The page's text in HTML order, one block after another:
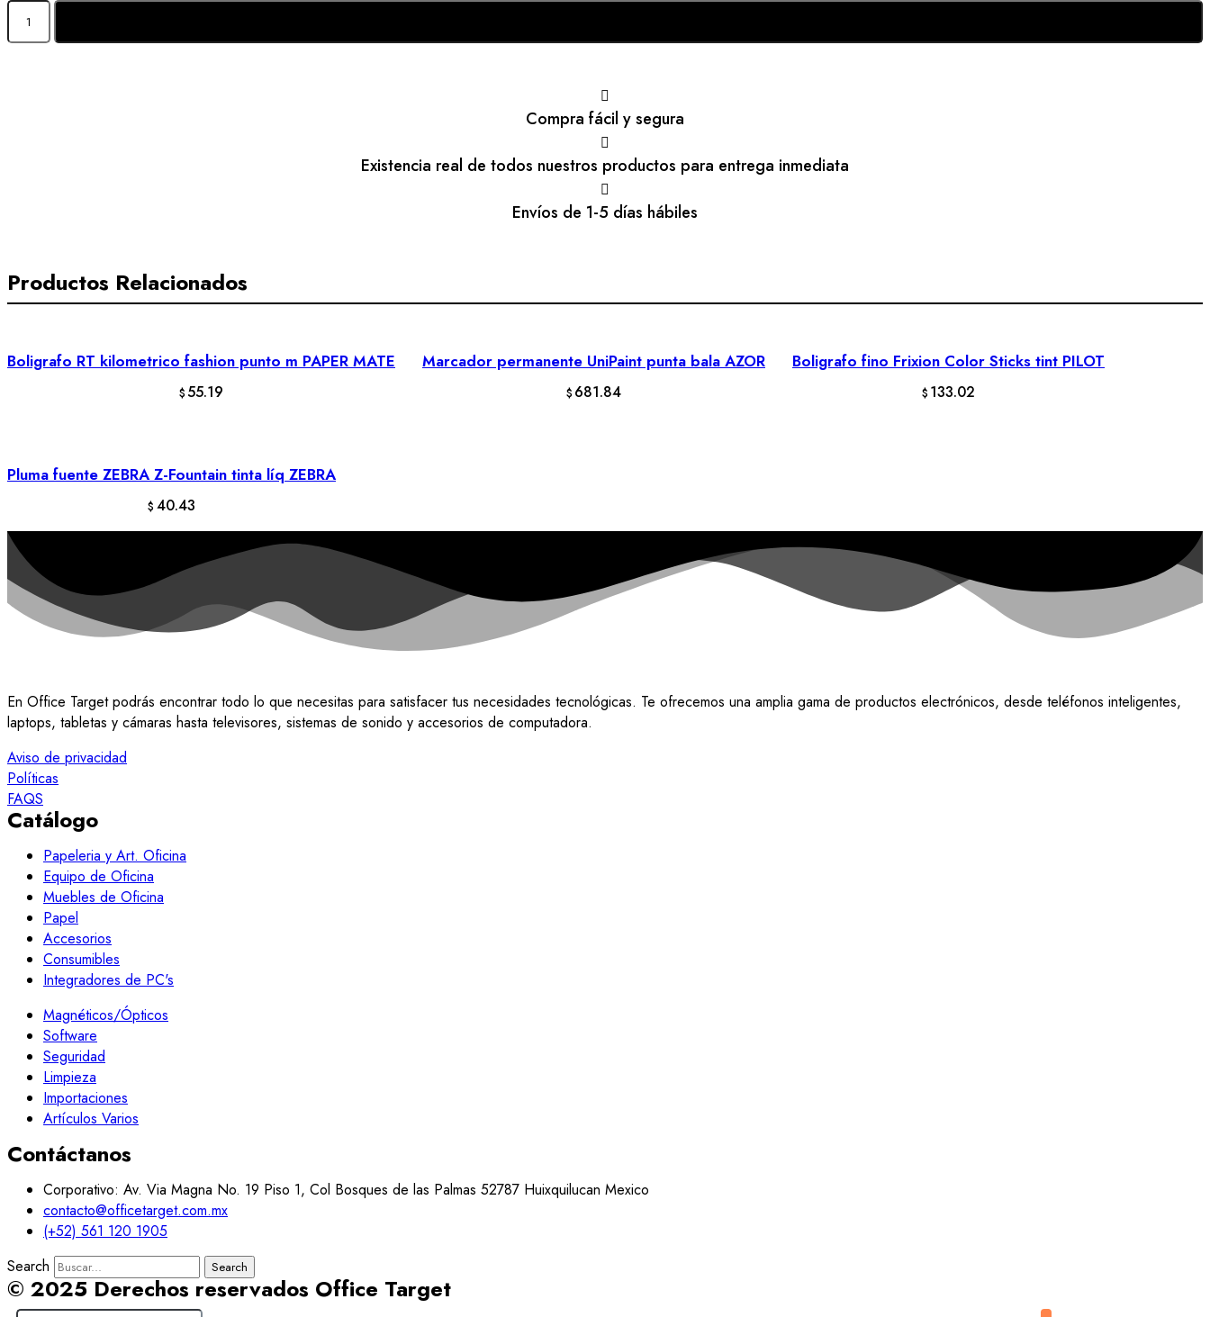
Boligrafo
kilometrico
Compra fácil y segura
Existencia real de todos nuestros productos para entrega inmediata
Envíos de 1-5 días hábiles
Productos Relacionados
AÑADIR AL CARRITO
Boligrafo RT kilometrico fashion punto m PAPER MATE
$ 55.19
AÑADIR AL CARRITO
Marcador permanente UniPaint punta bala AZOR
$ 681.84
AÑADIR AL CARRITO
Boligrafo fino Frixion Color Sticks tint PILOT
$ 133.02
AÑADIR AL CARRITO
Pluma fuente ZEBRA Z-Fountain tinta líq ZEBRA
$ 40.43
En Office Target podrás encontrar todo lo que necesitas para satisfacer tus necesidades tecnológicas. Te ofrecemos una amplia gama de productos electrónicos, desde teléfonos inteligentes,
laptops, tabletas y cámaras hasta televisores, sistemas de sonido y accesorios de computadora.
Aviso de privacidad
Políticas
FAQS
Catálogo
Papeleria y Art. Oficina
Equipo de Oficina
Muebles de Oficina
Papel
Accesorios
Consumibles
Integradores de PC's
Magnéticos/Ópticos
Software
Seguridad
Limpieza
Importaciones
Artículos Varios
Contáctanos
Corporativo: Av. Via Magna No. 19 Piso 1, Col Bosques de las Palmas 52787 Huixquilucan Mexico
contacto@officetarget.com.mx
(+52) 561 120 1905
Search
Search
© 2025 Derechos reservados Office Target